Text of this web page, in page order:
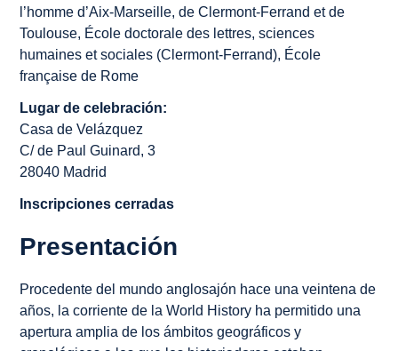
l’homme d’Aix-Marseille, de Clermont-Ferrand et de
Toulouse, École doctorale des lettres, sciences
humaines et sociales (Clermont-Ferrand), École
française de Rome
Lugar de celebración:
Casa de Velázquez
C/ de Paul Guinard, 3
28040 Madrid
Inscripciones cerradas
Presentación
Procedente del mundo anglosajón hace una veintena de
años, la corriente de la World History ha permitido una
apertura amplia de los ámbitos geográficos y